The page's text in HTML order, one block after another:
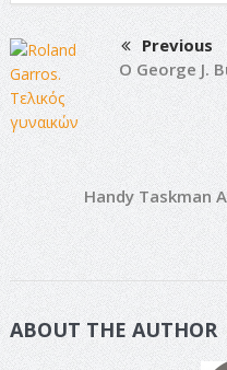
Previous
Ο George J.
Handy Taskman
ABOUT THE AUTHOR